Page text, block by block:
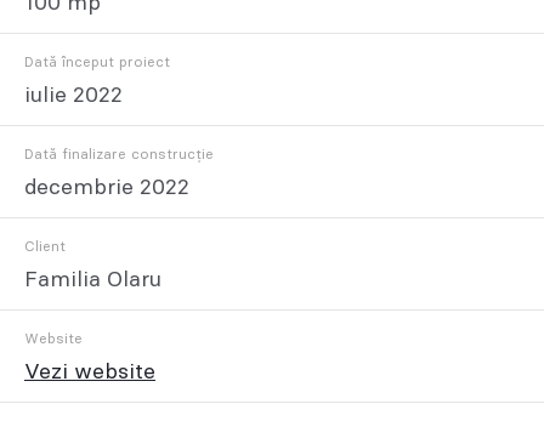
Dată început proiect
iulie 2022
Dată finalizare construcție
decembrie 2022
Client
Familia Olaru
Website
Vezi website